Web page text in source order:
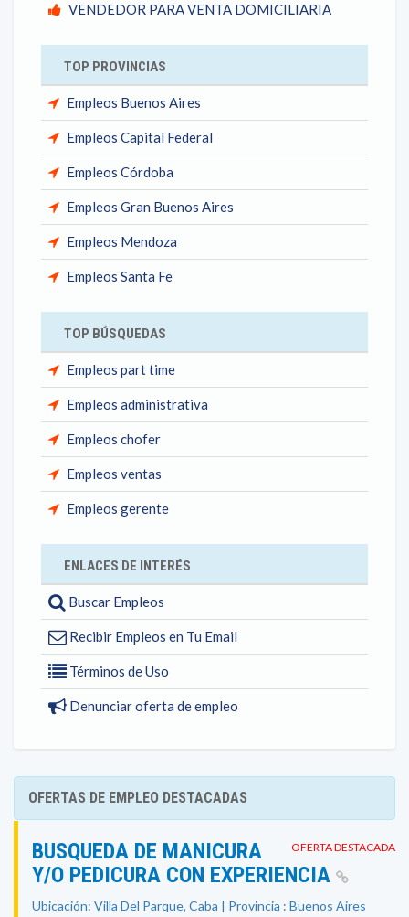
VENDEDOR PARA VENTA DOMICILIARIA
TOP PROVINCIAS
Empleos Buenos Aires
Empleos Capital Federal
Empleos Córdoba
Empleos Gran Buenos Aires
Empleos Mendoza
Empleos Santa Fe
TOP BÚSQUEDAS
Empleos part time
Empleos administrativa
Empleos chofer
Empleos ventas
Empleos gerente
ENLACES DE INTERÉS
Buscar Empleos
Recibir Empleos en Tu Email
Términos de Uso
Denunciar oferta de empleo
OFERTAS DE EMPLEO DESTACADAS
OFERTA DESTACADA
BUSQUEDA DE MANICURA
Y/O PEDICURA CON EXPERIENCIA
Ubicación: Villa Del Parque, Caba | Provincia : Buenos Aires